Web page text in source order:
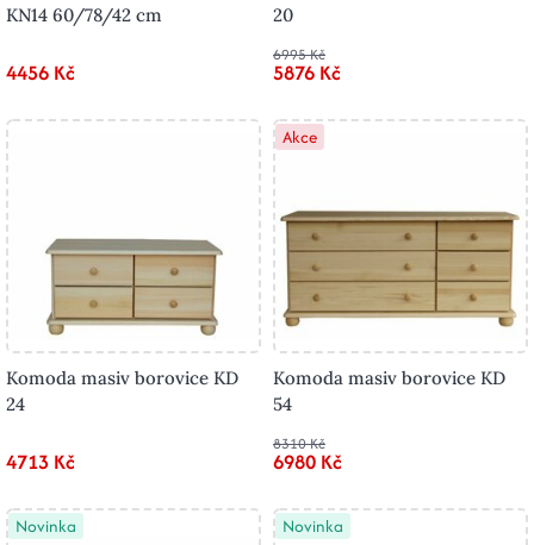
KN14 60/78/42 cm
4456 Kč
20
6995 Kč
5876 Kč
Komoda masiv borovice KD
24
4713 Kč
Akce
Komoda masiv borovice KD
54
8310 Kč
6980 Kč
Novinka
Novinka